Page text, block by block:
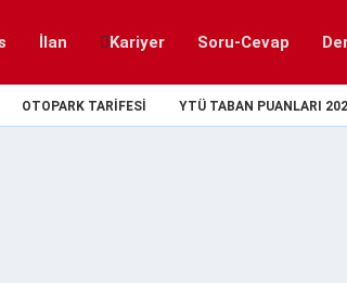
İlan Kariyer Soru-Cevap
OTOPARK TARIFESI YTÜ TABAN PUANLARI